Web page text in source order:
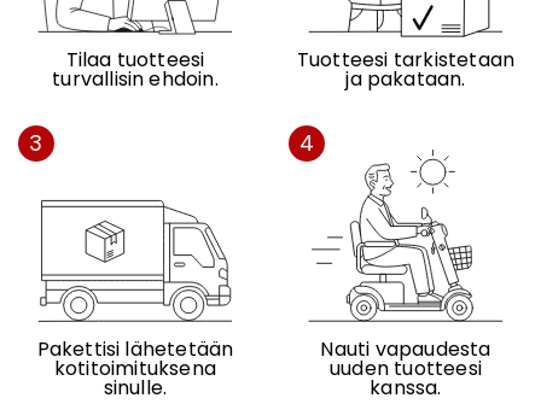
Tilaa tuotteesi
turvallisin ehdoin.
Tuotteesi tarkistetaan
ja pakataan.
3
Pakettisi lähetetään
kotitoimituksena
sinulle.
4
Nauti vapaudesta
uuden tuotteesi
kanssa.